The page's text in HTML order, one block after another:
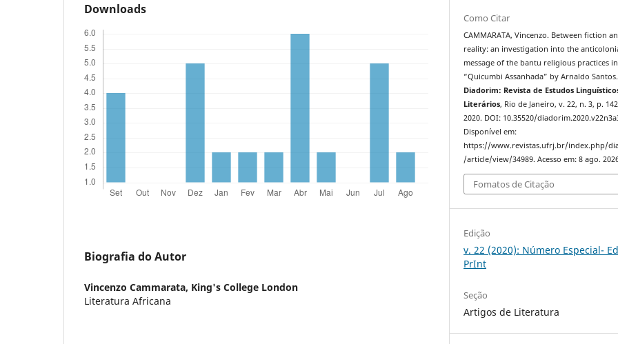
Downloads
Biografia do Autor
Vincenzo Cammarata, King's College London
Literatura Africana
Como Citar
CAMMARATA, Vincenzo. Between fiction
reality: an investigation into the
message of the bantu religious practices in
“Quicumbi Assanhada” by Arnaldo Santos.
Diadorim: Revista de Estudos
Literários, Rio de Janeiro, v. 22, n. 3, p.
2020. DOI: 10.35520/
Disponível em:
https://www.revistas.ufrj.br/index.php/
/article/view/34989. Acesso em: 8 ago.
Fomatos de Citação
Edição
v. 22 (2020): Número Especial-
PrInt
Seção
Artigos de Literatura